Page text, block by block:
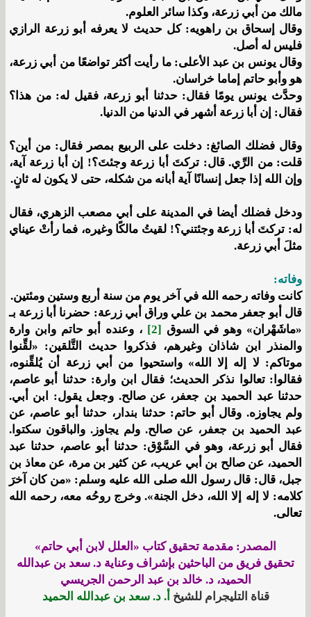
مالك من أبي زرعة، وكذا سائر العلوم.
وقال إسحاق بن راهويه: كل حديث لا يعرفه أبو زرعة الرازي
فليس له أصل.
وقال يونس بن عبد الأعلى: ما رأيت أكثر تواضعًا من أبي زرعة،
هو وأبو حاتم إماما خراسان.
وحدَّث يونس يومًا فقال: حدثنا أبو زرعة، فقيل له: من هذا؟
فقال: إن أبا زرعة أشهر في الدنيا من الدنيا.
وقال فضلك الصائغ: دخلت على الربيع بمصر فقال: من أين؟
قلت: من الرِّي. قال: تركتَ أبا زرعة وجئتَ؟! إن أبا زرعة آية،
وإن الله إذا جعل إنسانًا آية أبانه من شكله، حتى لا يكون له ثانٍ.
ودخل فضلك أيضا في المدينة على أبي مصعب الزهري، فقال
له: تركتَ أبا زرعة وجئتني؟! لقيتُ مالكًا وغيره، فما رأتْ عيناي
مثلَ أبي زرعة.
وفاته:
كانت وفاته رحمه الله في آخر يوم من سنة أربع وستين ومئتين.
قال أبو جعفر محمد بن علي وراق أبي زرعة: حضرنا أبا زرعة بـ
«ماشَهْران» وهو في السوق [2]
، وعنده أبو حاتم وابن وارة
والمنذر ابن شاذان وغيرهم، فذكروا حديث التَّلقين: «لقِّنوا
موتاكم: لا إله إلا الله» واستحيوا من أبي زرعة أن يُلقِّنوه،
فقالوا: تعالوا نذكر الحديث؛ فقال ابن وارة: حدثنا أبو عاصم،
حدثنا عبد الحميد بن جعفر، عن صالح. وجعل يقول: ابن أبي.
ولم يجاوزه. وقال أبو حاتم: حدثنا بندار، حدثنا أبو عاصم، عن
عبد الحميد بن جعفر، عن صالح. ولم يجاوز. والباقون سكتوا.
فقال أبو زرعة، وهو في السَّوْق: حدثنا أبو عاصم، حدثنا عبد
الحميد، عن صالح بن أبي عريب، عن كثير بن مرة، عن معاذ بن
جبل، قال: قال رسول الله صلى الله عليه وسلم: «من كان آخرَ
كلامه: لا إله إلا الله، دخل الجنة». وخرج روحُه معه، رحمه الله
تعالى.
المصدر: مقدمة تحقيق كتاب «العلل لابن أبي حاتم»
تحقيق فريق من الباحثين بإشراف وعناية د. سعد بن عبدالله
الحميد، د. خالد بن عبد الرحمن الجريسي
قناة التليجرام للشيخ أ. د. سعد بن عبدالله الحميد